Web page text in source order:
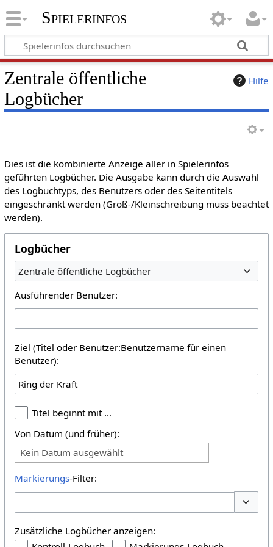
Spielerinfos
Hilfe
Zentrale öffentliche
Logbücher
Dies ist die kombinierte Anzeige aller in Spielerinfos
geführten Logbücher. Die Ausgabe kann durch die Auswahl
des Logbuchtyps, des Benutzers oder des Seitentitels
eingeschränkt werden (Groß-/Kleinschreibung muss beachtet
werden).
Logbücher
Zentrale öffentliche Logbücher
Ausführender Benutzer:
Ziel (Titel oder Benutzer:Benutzername für einen
Benutzer):
Titel beginnt mit …
Von Datum (und früher):
Kein Datum ausgewählt
Markierungs-Filter:
Zusätzliche Logbücher anzeigen: